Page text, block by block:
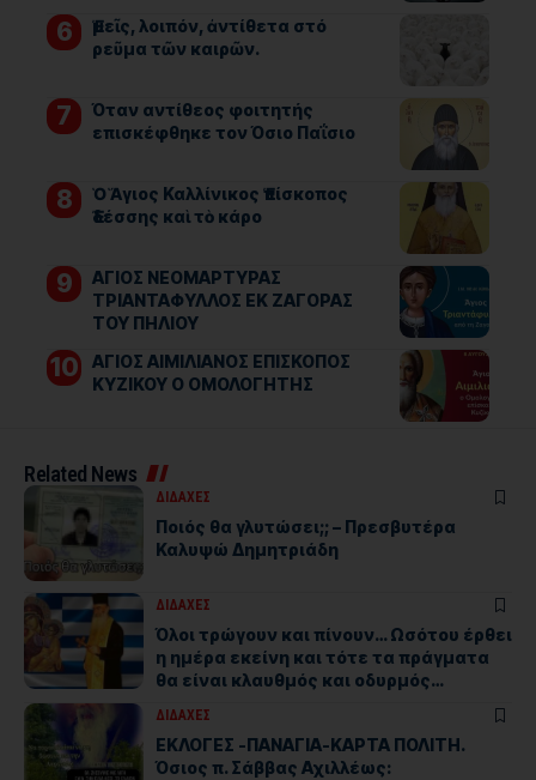
Ἐμεῖς, λοιπόν, ἀντίθετα στό
ρεῦμα τῶν καιρῶν.
Όταν αντίθεος φοιτητής
επισκέφθηκε τον Όσιο Παΐσιο
Ὁ Ἅγιος Καλλίνικος Ἐπίσκοπος
Ἐδέσσης καὶ τὸ κάρο
ΑΓΙΟΣ ΝΕΟΜΑΡΤΥΡΑΣ
ΤΡΙΑΝΤΑΦΥΛΛΟΣ ΕΚ ΖΑΓΟΡΑΣ
ΤΟΥ ΠΗΛΙΟΥ
ΑΓΙΟΣ ΑΙΜΙΛΙΑΝΟΣ ΕΠΙΣΚΟΠΟΣ
ΚΥΖΙΚΟΥ Ο ΟΜΟΛΟΓΗΤΗΣ
Related News
ΔΙΔΑΧΕΣ
Ποιός θα γλυτώσει;; – Πρεσβυτέρα
Καλυψώ Δημητριάδη
ΔΙΔΑΧΕΣ
Όλοι τρώγουν και πίνουν… Ωσότου έρθει
η ημέρα εκείνη και τότε τα πράγματα
θα είναι κλαυθμός και οδυρμός…
ΔΙΔΑΧΕΣ
ΕΚΛΟΓΕΣ -ΠΑΝΑΓΙΑ-ΚΑΡΤΑ ΠΟΛΙΤΗ.
Όσιος π. Σάββας Αχιλλέως: